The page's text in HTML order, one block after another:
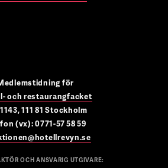
för
och restaurangfacket
111 81 Stockholm
(vx): 0771-57 58 59
OCH ANSVARIG UTGIVARE: